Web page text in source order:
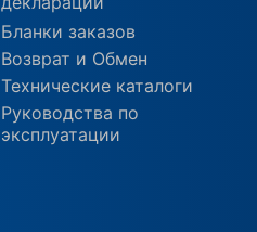
Бланки заказов
Возврат и Обмен
Технические каталоги
Руководства по
эксплуатации